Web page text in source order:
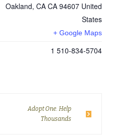
Oakland, CA CA 94607 United
States
+ Google Maps
1 510-834-5704
Adopt One. Help
Thousands